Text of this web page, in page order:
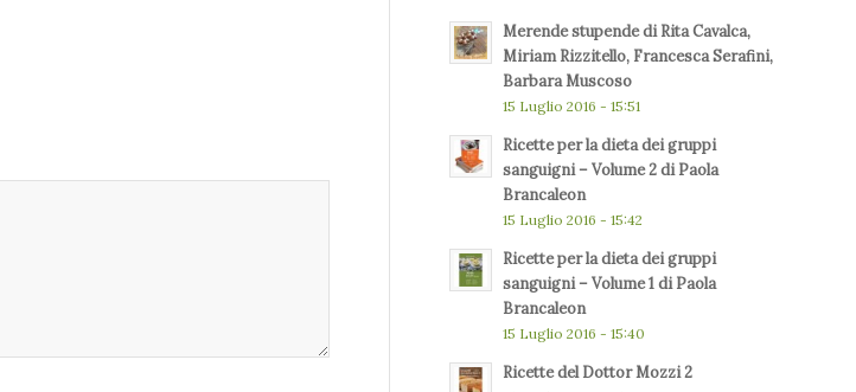
Merende stupende di Rita Cavalca,
Miriam Rizzitello, Francesca Serafini,
Barbara Muscoso
15 Luglio 2016 - 15:51
Ricette per la dieta dei gruppi
sanguigni – Volume 2 di Paola
Brancaleon
15 Luglio 2016 - 15:42
Ricette per la dieta dei gruppi
sanguigni – Volume 1 di Paola
Brancaleon
15 Luglio 2016 - 15:40
Ricette del Dottor Mozzi 2